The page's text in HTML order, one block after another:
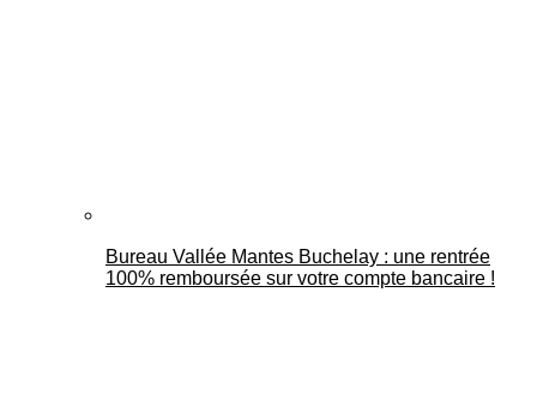
Bureau Vallée Mantes Buchelay : une rentrée
100% remboursée sur votre compte bancaire !